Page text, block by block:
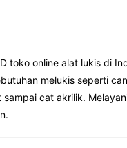
e
g
r
a
toko online alat lukis di
melukis seperti
cat akrilik.